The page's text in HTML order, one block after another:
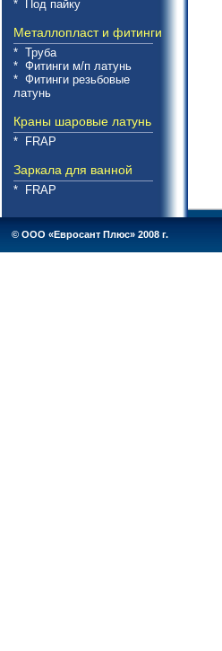
* Под пайку
Металлопласт и фитинги
* Труба
* Фитинги м/п латунь
* Фитинги резьбовые
латунь
Краны шаровые латунь
* FRAP
Заркала для ванной
* FRAP
© ООО «Евросант Плюс» 2008 г.